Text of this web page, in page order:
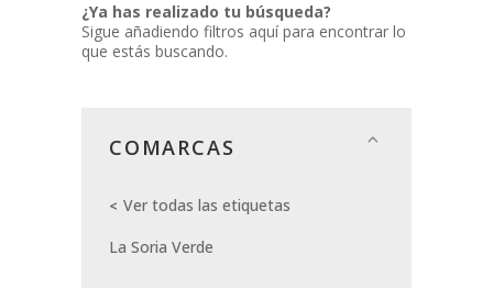
¿Ya has realizado tu búsqueda?
Sigue añadiendo filtros aquí para encontrar lo
que estás buscando.
COMARCAS
Ver todas las etiquetas
La Soria Verde